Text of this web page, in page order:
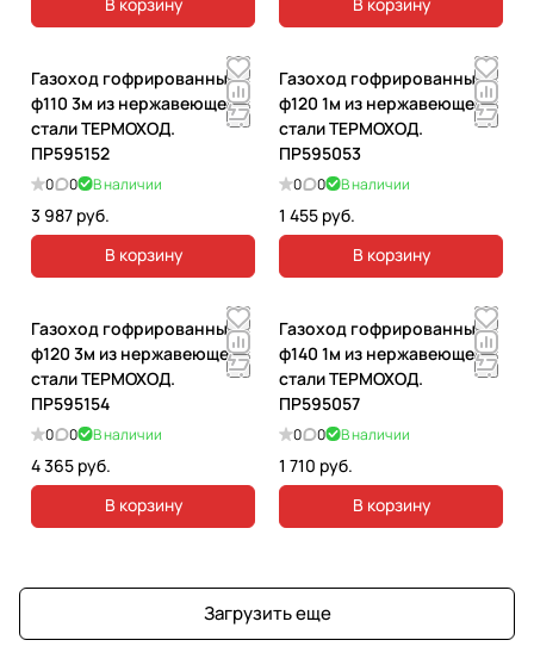
Газоход гофрированный
ф110 3м из нержавеющей
стали ТЕРМОХОД.
ПР595152
0 0 В наличии
3 987 руб.
В корзину
Газоход гофрированный
ф120 1м из нержавеющей
стали ТЕРМОХОД.
ПР595053
0 0 В наличии
1 455 руб.
В корзину
Газоход гофрированный
ф120 3м из нержавеющей
стали ТЕРМОХОД.
ПР595154
0 0 В наличии
4 365 руб.
В корзину
Газоход гофрированный
ф140 1м из нержавеющей
стали ТЕРМОХОД.
ПР595057
0 0 В наличии
1 710 руб.
В корзину
Загрузить еще